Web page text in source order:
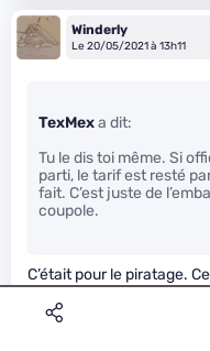
Winderly
Le 20/05/2021 à 13h11
TexMexa dit:
Tu le dis toi même. Si
parti, le tarif est resté
fait. C’est juste de
coupole.
C’était pour le piratage.